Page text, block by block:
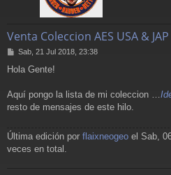
Venta Coleccion AES USA &
M
n
a
Sab, 21 Jul 2018, 23:38
Hola Gente!
Aquí pongo la lista de mi coleccion …
resto de mensajes de este hilo.
Última edición por flaixneogeo el Sab,
veces en total.